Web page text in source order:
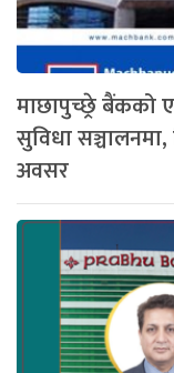
माछापुच्छ्रे बैंकको
सुविधा
अवसर